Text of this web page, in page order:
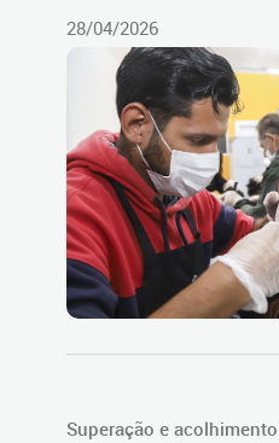
28/04/2026
Superação e acolhimento